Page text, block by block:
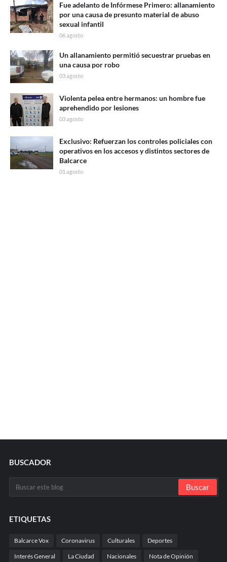
Fue adelanto de Infórmese Primero: allanamiento
por una causa de presunto material de abuso
sexual infantil
06 agosto
Un allanamiento permitió secuestrar pruebas en
una causa por robo
03 agosto
Violenta pelea entre hermanos: un hombre fue
aprehendido por lesiones
03 agosto
Exclusivo: Refuerzan los controles policiales con
operativos en los accesos y distintos sectores de
Balcarce
01 agosto
BUSCADOR
ETIQUETAS
Balcarce Vox Coronavirus Culturales Deportes
Interés General La Ciudad Nacionales Nota de Opinión